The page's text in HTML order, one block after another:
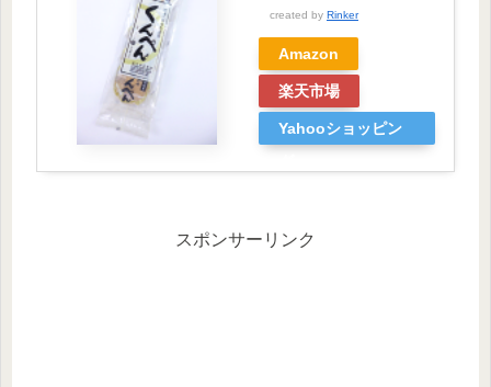
created by Rinker
Amazon
楽天市場
Yahooショッピン
スポンサーリンク